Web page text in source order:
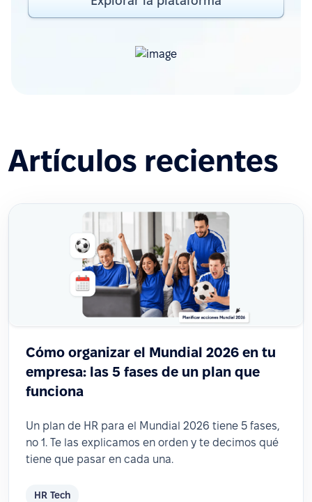
Artículos recientes
Cómo organizar el Mundial 2026 en tu
empresa: las 5 fases de un plan que
funciona
Un plan de HR para el Mundial 2026 tiene 5 fases,
no 1. Te las explicamos en orden y te decimos qué
tiene que pasar en cada una.
HR Tech